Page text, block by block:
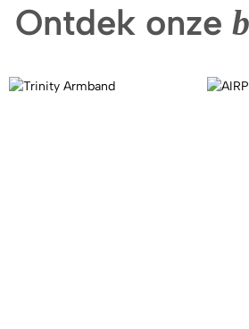
Ontdek onze